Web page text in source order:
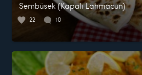
Sembüsek (Kapalı Lahmacun)
22 10